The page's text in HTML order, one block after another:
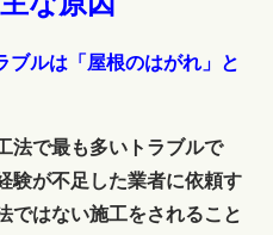
ルは「屋根のはがれ」と
法で最も多いトラブルで
験が不足した業者に依頼す
ではない施工をされること